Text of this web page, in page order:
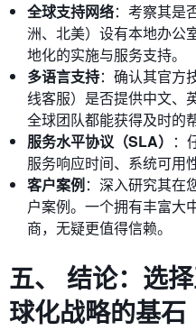
全球支持网络：考察其是
洲、北美）设有本地办公
地化的实施与服务支持。
多语言支持：确认其官方
线客服）是否提供中文、
全球团队都能获得及时的
服务水平协议（SLA） ：
服务响应时间、系统可用
客户案例：深入研究其在
户案例。一个拥有丰富大
商，无疑更值得信赖。
五、 结论：选
球化战略的基石